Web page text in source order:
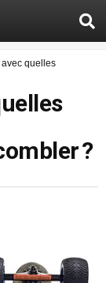
avec quelles
?